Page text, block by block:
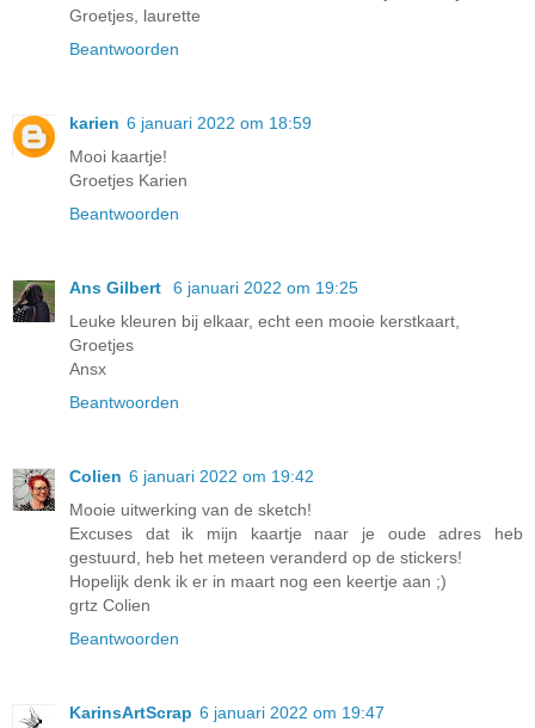
Groetjes, laurette
Beantwoorden
karien 6 januari 2022 om 18:59
Mooi kaartje!
Groetjes Karien
Beantwoorden
Ans Gilbert
6 januari 2022 om 19:25
Leuke kleuren bij elkaar, echt een mooie kerstkaart,
Groetjes
Ansx
Beantwoorden
Colien 6 januari 2022 om 19:42
Mooie uitwerking van de sketch!
Excuses dat ik mijn kaartje naar je oude adres heb
gestuurd, heb het meteen veranderd op de stickers!
Hopelijk denk ik er in maart nog een keertje aan ;)
grtz Colien
Beantwoorden
KarinsArtScrap 6 januari 2022 om 19:47